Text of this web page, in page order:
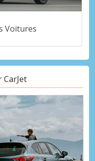
Voitures
CarJet